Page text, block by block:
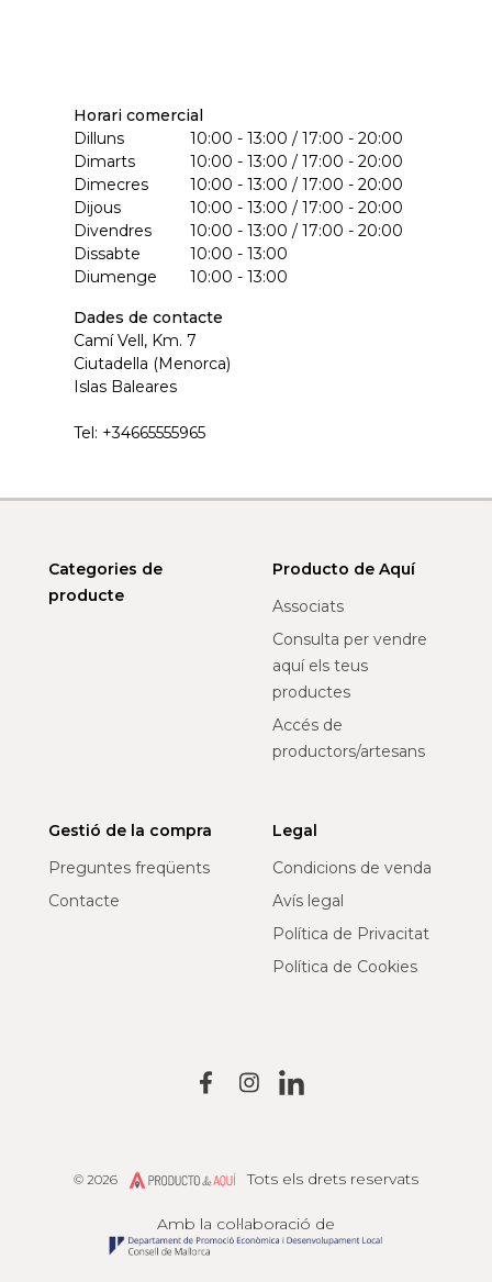
Horari comercial
Dilluns
10:00 - 13:00 / 17:00 - 20:00
Dimarts
10:00 - 13:00 / 17:00 - 20:00
Dimecres
10:00 - 13:00 / 17:00 - 20:00
Dijous
10:00 - 13:00 / 17:00 - 20:00
Divendres
10:00 - 13:00 / 17:00 - 20:00
Dissabte
10:00 - 13:00
Diumenge
10:00 - 13:00
Dades de contacte
Camí Vell, Km. 7
Ciutadella (Menorca)
Islas Baleares
Tel: +34665555965
Categories de
producte
Producto de Aquí
Associats
Consulta per vendre
aquí els teus
productes
Accés de
productors/artesans
Gestió de la compra
Preguntes freqüents
Contacte
Legal
Condicions de venda
Avís legal
Política de Privacitat
Política de Cookies
Amb la col·laboració de
© 2026 Producto de AquíTots els drets reservats